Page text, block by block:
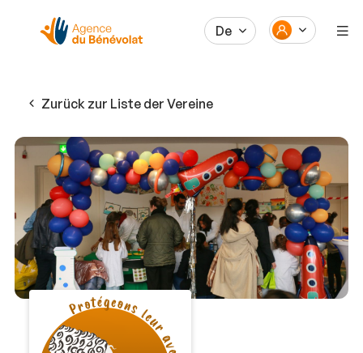
De
Zurück zur Liste der Vereine